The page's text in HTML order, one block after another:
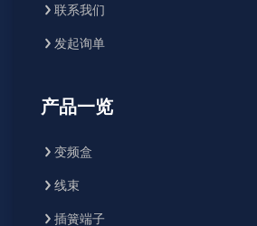
联系我们
发起询单
产品一览
变频盒
线束
插簧端子